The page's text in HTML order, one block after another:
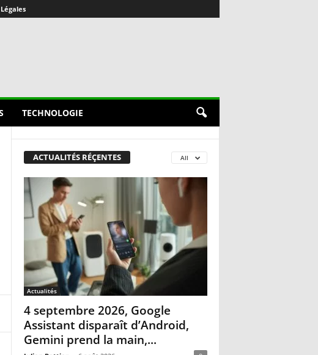
TECHNOLOGIE
ACTUALITÉS RÉÇENTES All
Actualités
4 septembre 2026, Google
Assistant disparaît d’Android,
Gemini prend la main,...